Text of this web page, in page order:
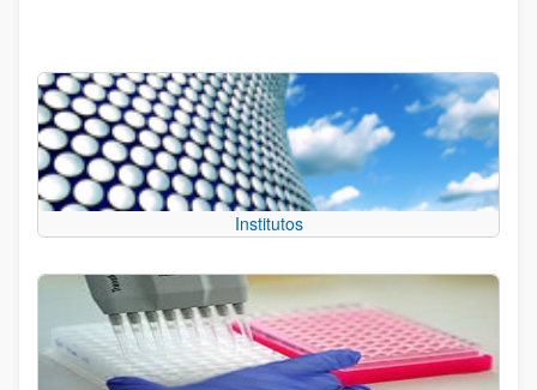
Institutos